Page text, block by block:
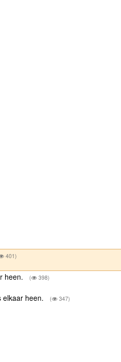
401)
heen. ( 398)
elkaar heen. ( 347)